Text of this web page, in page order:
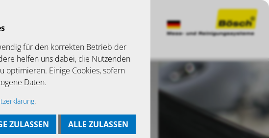
für den korrekten Betrieb der
helfen uns dabei, die Nutzenden
optimieren. Einige Cookies, sofern
Daten.
.
ZULASSEN ALLE ZULASSEN